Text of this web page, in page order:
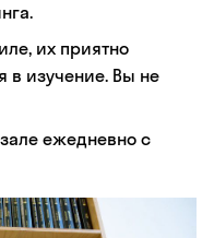
их приятно
в изучение. Вы не
ежедневно с